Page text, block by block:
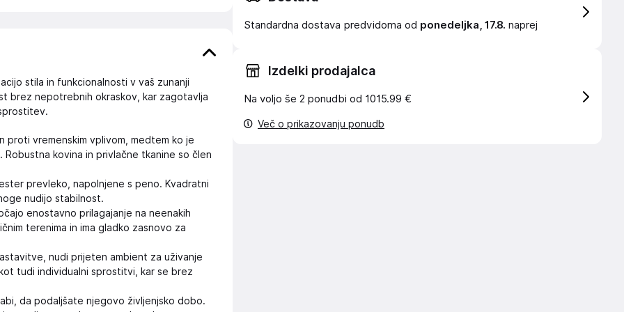
stila in funkcionalnosti v vaš zunanji
brez nepotrebnih okraskov, kar zagotavlja
vremenskim vplivom, medtem ko je
kovina in privlačne tkanine so člen
prevleko, napolnjene s peno. Kvadratni
nudijo stabilnost.
enostavno prilagajanje na neenakih
terenima in ima gladko zasnovo za
nudi prijeten ambient za uživanje
tudi individualni sprostitvi, kar se brez
da podaljšate njegovo življenjsko dobo.
Standardna dostava predvidoma od ponedeljka, 17.8. naprej
Izdelki prodajalca
Na voljo še 2 ponudbi od 1015.99 €
Več o prikazovanju ponudb